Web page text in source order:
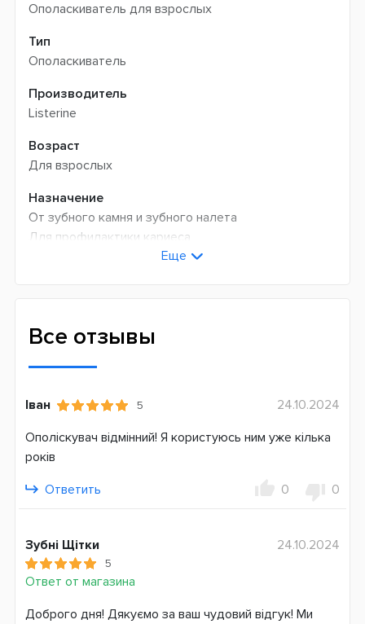
Ополаскиватель для взрослых
Тип
Ополаскиватель
Производитель
Listerine
Возраст
Для взрослых
Назначение
От зубного камня и зубного налета
Для профилактики кариеса
Количество фтора
220 ppm
250
Состав
С фтором
Страна производитель
Еще
Все отзывы
Іван 5
24.10.2024
Ополіскувач відмінний! Я користуюсь ним уже кілька
років
Ответить
0 0
Зубні Щітки
5
Ответ от магазина
24.10.2024
Доброго дня! Дякуємо за ваш чудовий відгук! Ми